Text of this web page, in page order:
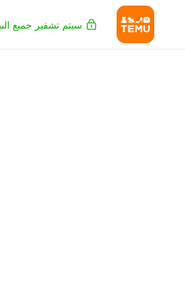
سيتم تشفير جميع